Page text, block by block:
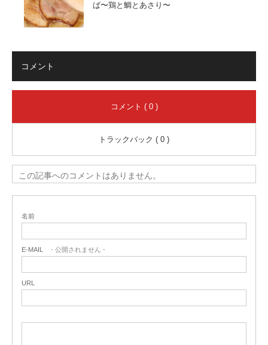
ば〜鶏と鯛とあさり〜
コメント
コメント ( 0 )
トラックバック ( 0 )
この記事へのコメントはありません。
名前
E-MAIL - 公開されません -
URL